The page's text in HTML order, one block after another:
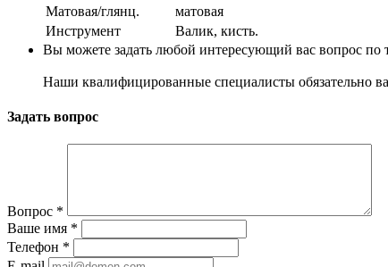
Матовая/глянц.
матовая
Инструмент
Валик, кисть.
Вы можете задать любой интересующий вас вопрос по
Наши квалифицированные специалисты обязательно
Задать вопрос
Вопрос *
Ваше имя *
Телефон *